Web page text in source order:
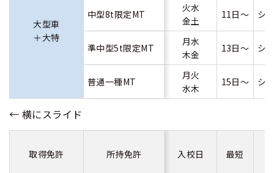
大型車
＋大特
中型8t限定MT
火水
金土
11日～ シ
準中型5t限定MT
月水
木金
13日～ シ
普通一種MT
月火
水木
15日～ シ
取得免許 所持免許 入校日 最短